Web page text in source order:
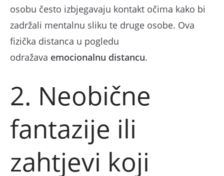
osobu često izbjegavaju kontakt očima kako bi
zadržali mentalnu sliku te druge osobe. Ova
fizička distanca u pogledu
odražava emocionalnu distancu.
2. Neobične
fantazije ili
zahtjevi koji